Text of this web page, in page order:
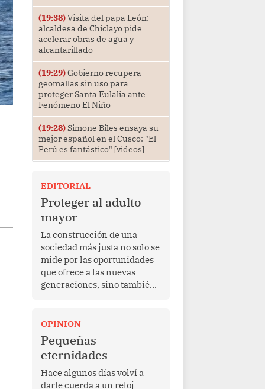
(19:38)Visita del papa León:
alcaldesa de Chiclayo pide
acelerar obras de agua y
alcantarillado
(19:29)Gobierno recupera
geomallas sin uso para
proteger Santa Eulalia ante
Fenómeno El Niño
(19:28)Simone Biles ensaya su
mejor español en el Cusco: "El
Perú es fantástico" [videos]
EDITORIAL
Proteger al adulto
mayor
La construcción de una
sociedad más justa no solo se
mide por las oportunidades
que ofrece a las nuevas
generaciones, sino también
de una vida de esfuerzo y
trabajo, afrontan la vejez en
condiciones de
vulnerabilidad. El anuncio
formulado por la presidenta
de la república, Keiko
OPINION
Pequeñas
eternidades
Hace algunos días volví a
darle cuerda a un reloj